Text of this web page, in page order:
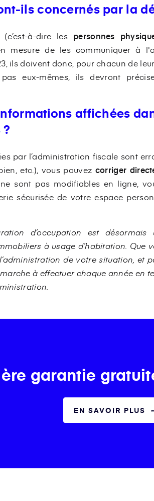
ils concernés par la
à-dire les personnes
mesure de les communiquer à
ils doivent donc, pour chacun de
eux-mêmes, ils devront
affichées
par l’administration fiscale sont
etc.), vous pouvez corriger
sont pas modifiables en ligne,
sécurisée de votre espace
d’occupation est
à usage d’habitation. Que
de votre situation, et
à effectuer chaque année en
garantie
EN SAVOIR PLUS